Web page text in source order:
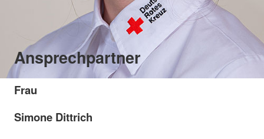
Ansprechpartner
Frau
Simone Dittrich